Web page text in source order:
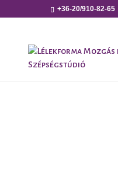
+36-20/910-82-65